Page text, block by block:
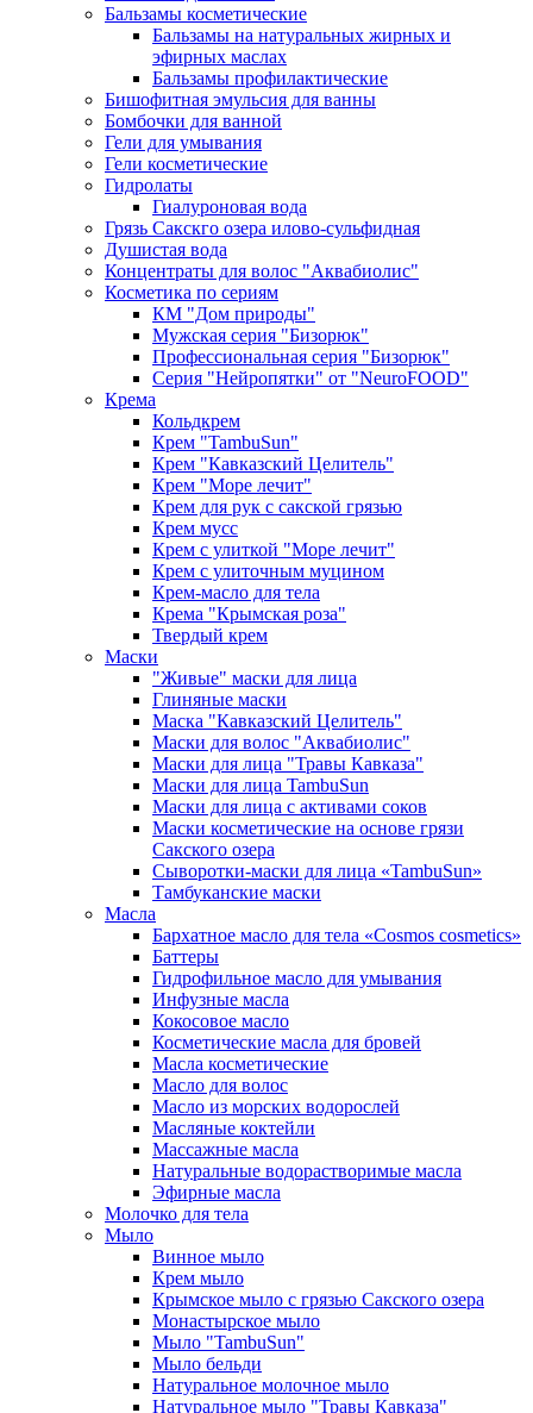
Бальзамы косметические
Бальзамы на натуральных жирных и
эфирных маслах
Бальзамы профилактические
Бишофитная эмульсия для ванны
Бомбочки для ванной
Гели для умывания
Гели косметические
Гидролаты
Гиалуроновая вода
Грязь Сакскго озера илово-сульфидная
Душистая вода
Концентраты для волос "Аквабиолис"
Косметика по сериям
КМ "Дом природы"
Мужская серия "Бизорюк"
Профессиональная серия "Бизорюк"
Серия "Нейропятки" от "NeuroFOOD"
Крема
Кольдкрем
Крем "TambuSun"
Крем "Кавказский Целитель"
Крем "Море лечит"
Крем для рук с сакской грязью
Крем мусс
Крем с улиткой "Море лечит"
Крем с улиточным муцином
Крем-масло для тела
Крема "Крымская роза"
Твердый крем
Маски
"Живые" маски для лица
Глиняные маски
Маска "Кавказский Целитель"
Маски для волос "Аквабиолис"
Маски для лица "Травы Кавказа"
Маски для лица TambuSun
Маски для лица с активами соков
Маски косметические на основе грязи
Сакского озера
Сыворотки-маски для лица «TambuSun»
Тамбуканские маски
Масла
Бархатное масло для тела «Cosmos cosmetics»
Баттеры
Гидрофильное масло для умывания
Инфузные масла
Кокосовое масло
Косметические масла для бровей
Масла косметические
Масло для волос
Масло из морских водорослей
Масляные коктейли
Массажные масла
Натуральные водорастворимые масла
Эфирные масла
Молочко для тела
Мыло
Винное мыло
Крем мыло
Крымское мыло с грязью Сакского озера
Монастырское мыло
Мыло "TambuSun"
Мыло бельди
Натуральное молочное мыло
Натуральное мыло "Травы Кавказа"